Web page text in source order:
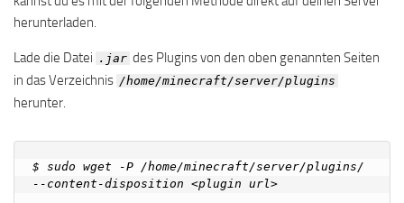
herunterladen.
Lade die Datei .jar des Plugins von den oben genannten Seiten
in das Verzeichnis /home/minecraft/server/plugins
herunter.
$ sudo wget -P /home/minecraft/server/plugins/